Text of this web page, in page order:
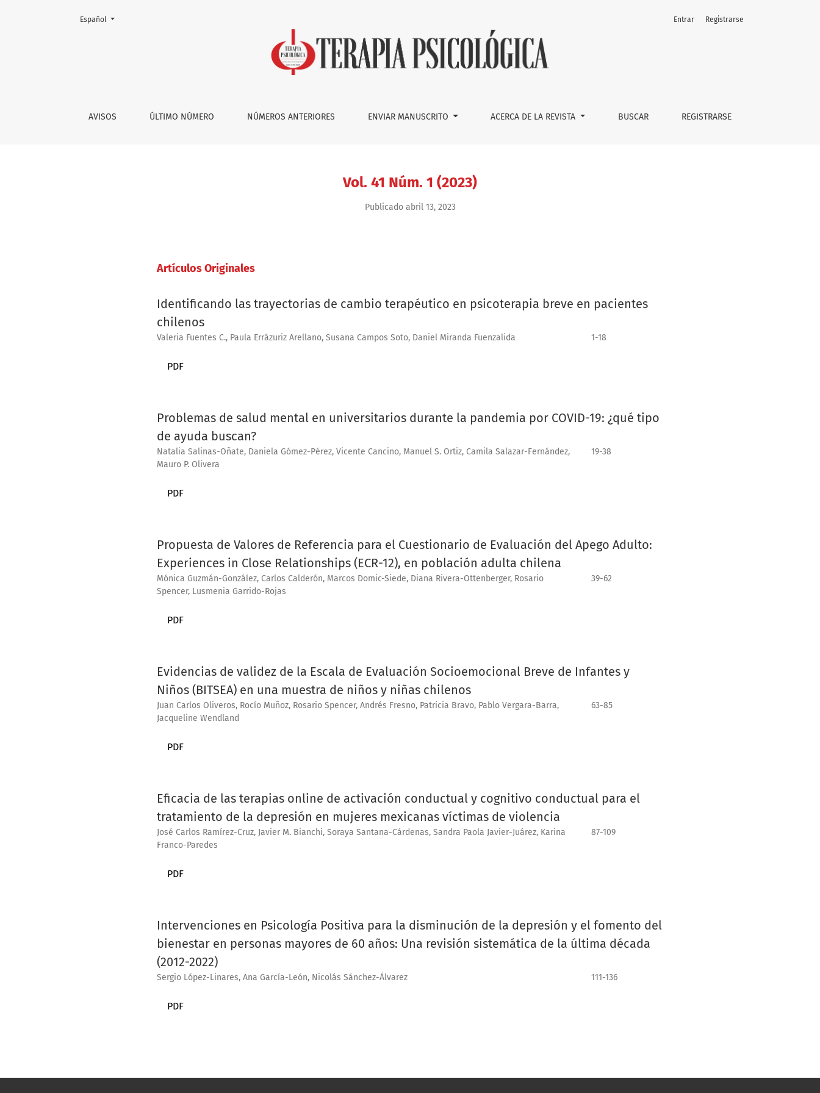
Vol. 41 Núm. 1 (2023)
AVISOS ÚLTIMO NÚMERO NÚMEROS ANTERIORES ENVIAR MANUSCRITO ACERCA DE LA REVISTA BUSCAR REGISTRARSE
Entrar Registrarse
Cambiar el idioma. El actual es:
Español
Vol. 41 Núm. 1 (2023)
Publicado abril 13, 2023
Artí­culos Originales
Identificando las trayectorias de cambio terapéutico en psicoterapia breve en pacientes
chilenos
Valeria Fuentes C., Paula Errázuriz Arellano, Susana Campos Soto, Daniel Miranda Fuenzalida 1-18
PDF
Problemas de salud mental en universitarios durante la pandemia por COVID-19: ¿qué tipo
de ayuda buscan?
Natalia Salinas-Oñate, Daniela Gómez-Pérez, Vicente Cancino, Manuel S. Ortiz, Camila Salazar-Fernández,
Mauro P. Olivera
19-38
PDF
Propuesta de Valores de Referencia para el Cuestionario de Evaluación del Apego Adulto:
Experiences in Close Relationships (ECR-12), en población adulta chilena
Mónica Guzmán-González, Carlos Calderón, Marcos Domic-Siede, Diana Rivera-Ottenberger, Rosario
Spencer, Lusmenia Garrido-Rojas
39-62
PDF
Evidencias de validez de la Escala de Evaluación Socioemocional Breve de Infantes y
Niños (BITSEA) en una muestra de niños y niñas chilenos
Juan Carlos Oliveros, Rocío Muñoz, Rosario Spencer, Andrés Fresno, Patricia Bravo, Pablo Vergara-Barra,
Jacqueline Wendland
63-85
PDF
Eficacia de las terapias online de activación conductual y cognitivo conductual para el
tratamiento de la depresión en mujeres mexicanas víctimas de violencia
José Carlos Ramírez-Cruz, Javier M. Bianchi, Soraya Santana-Cárdenas, Sandra Paola Javier-Juárez, Karina
Franco-Paredes
87-109
PDF
Intervenciones en Psicología Positiva para la disminución de la depresión y el fomento del
bienestar en personas mayores de 60 años: Una revisión sistemática de la última década
(2012-2022)
Sergio López-Linares, Ana García-León, Nicolás Sánchez-Álvarez 111-136
PDF